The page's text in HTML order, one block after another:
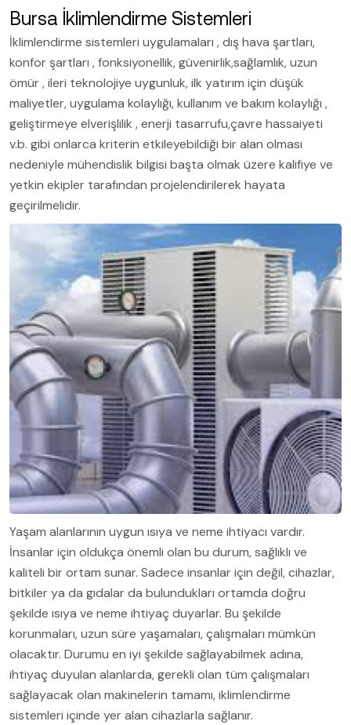
Bursa İklimlendirme Sistemleri
İklimlendirme sistemleri uygulamaları , dış hava şartları,
konfor şartları , fonksiyonellik, güvenirlik,sağlamlık, uzun
ömür , ileri teknolojiye uygunluk, ilk yatırım için düşük
maliyetler, uygulama kolaylığı, kullanım ve bakım kolaylığı ,
geliştirmeye elverişlilik , enerji tasarrufu,çavre hassaiyeti
v.b. gibi onlarca kriterin etkileyebildiği bir alan olması
nedeniyle mühendislik bilgisi başta olmak üzere kalifiye ve
yetkin ekipler tarafından projelendirilerek hayata
geçirilmelidir.
Yaşam alanlarının uygun ısıya ve neme ihtiyacı vardır.
İnsanlar için oldukça önemli olan bu durum, sağlıklı ve
kaliteli bir ortam sunar. Sadece insanlar için değil, cihazlar,
bitkiler ya da gıdalar da bulundukları ortamda doğru
şekilde ısıya ve neme ihtiyaç duyarlar. Bu şekilde
korunmaları, uzun süre yaşamaları, çalışmaları mümkün
olacaktır. Durumu en iyi şekilde sağlayabilmek adına,
ihtiyaç duyulan alanlarda, gerekli olan tüm çalışmaları
sağlayacak olan makinelerin tamamı, iklimlendirme
sistemleri içinde yer alan cihazlarla sağlanır.